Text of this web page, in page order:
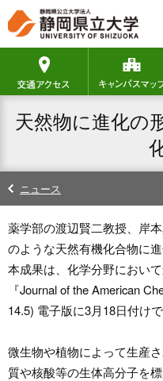
ロ
ー
ナ
シ
ョ
ン
へ
文
へ
ー
カ
ビ
ョ
ン
へ
ッ
タ
交通アクセス
天然物に進化の
ニュース
薬学部の渡辺賢二教授、岸
のような天然有機化合物に
本成果は、化学分野におい
『Journal of the American
14.5) 電子版に3月18日付け
微生物や植物によって生産
質や核酸等の生体高分子を